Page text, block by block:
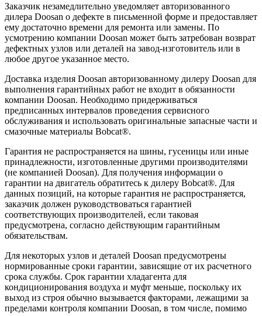
Заказчик незамедлительно уведомляет авторизованного
дилера Doosan о дефекте в письменной форме и предоставляет
ему достаточно времени для ремонта или замены. По
усмотрению компании Doosan может быть затребован возврат
дефектных узлов или деталей на завод-изготовитель или в
любое другое указанное место.
Доставка изделия Doosan авторизованному дилеру Doosan для
выполнения гарантийных работ не входит в обязанности
компании Doosan. Необходимо придерживаться
предписанных интервалов проведения сервисного
обслуживания и использовать оригинальные запасные части и
смазочные материалы Bobcat®.
Гарантия не распространяется на шины, гусеницы или иные
принадлежности, изготовленные другими производителями
(не компанией Doosan). Для получения информации о
гарантии на двигатель обратитесь к дилеру Bobcat®. Для
данных позиций, на которые гарантия не распространяется,
заказчик должен руководствоваться гарантией
соответствующих производителей, если таковая
предусмотрена, согласно действующим гарантийным
обязательствам.
Для некоторых узлов и деталей Doosan предусмотрены
нормированные сроки гарантии, зависящие от их расчетного
срока службы. Срок гарантии хладагента для
кондиционирования воздуха и муфт меньше, поскольку их
выход из строя обычно вызывается факторами, лежащими за
пределами контроля компании Doosan, в том числе, помимо